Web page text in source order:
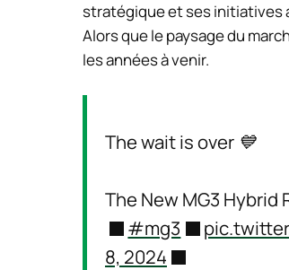
stratégique et ses initiatives
Alors que le paysage du
les années à venir.
The wait is over 💙
The New MG3 Hybrid
#mg3
8, 2024